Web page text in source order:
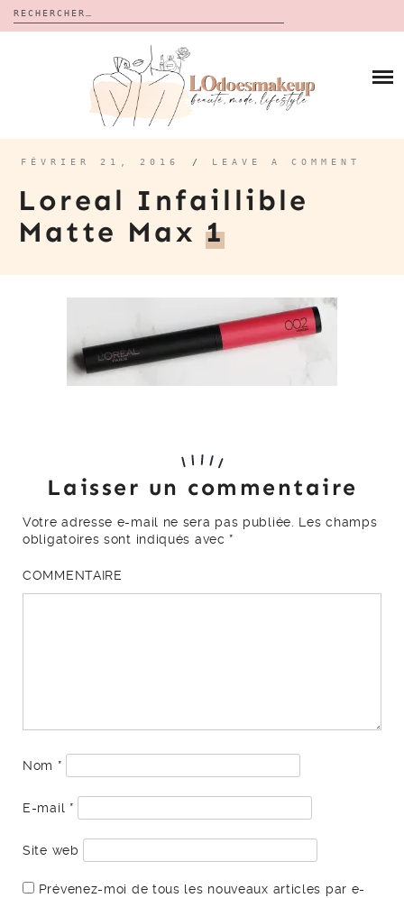
Rechercher :
CALENDRIERS DE L’AVENT
BON PLAN
À PROPOS
CONTACT
FÉVRIER 21, 2016 / LEAVE A COMMENT
Loreal Infaillible
Matte Max 1
Laisser un commentaire
Votre adresse e-mail ne sera pas publiée.
Les champs
obligatoires sont indiqués avec *
COMMENTAIRE
Nom *
E-mail *
Site web
Prévenez-moi de tous les nouveaux articles par e-